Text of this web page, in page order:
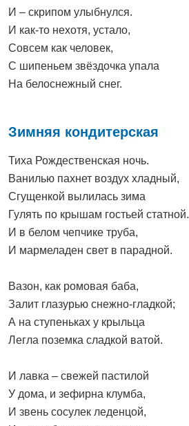
И – скрипом улыбнулся.
И как-то нехотя, устало,
Совсем как человек,
С шипеньем звёздочка упала
На белоснежный снег.
Зимняя кондитерская
Тиха Рождественская ночь.
Ванилью пахнет воздух хладный,
Сгущенкой вылилась зима
Гулять по крышам гостьей статной.
И в белом чепчике труба,
И мармеладен свет в парадной.
Вазон, как ромовая баба,
Залит глазурью снежно-гладкой;
А на ступеньках у крыльца
Легла поземка сладкой ватой.
И лавка – свежей пастилой
У дома, и зефирна клумба,
И звень сосулек леденцой,